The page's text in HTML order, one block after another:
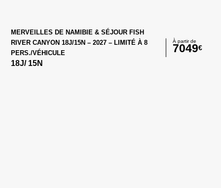
MERVEILLES DE NAMIBIE & SÉJOUR FISH
RIVER CANYON 18J/15N – 2027 – LIMITÉ À 8
PERS./VÉHICULE
18J/ 15N
À partir de
7049€